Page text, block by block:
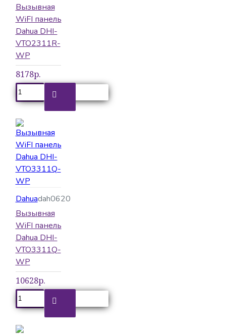
Вызывная
WiFI панель
Dahua DHI-
VTO2311R-
WP
8178р.
Dahuadah0620
Вызывная
WiFI панель
Dahua DHI-
VTO3311Q-
WP
10628р.